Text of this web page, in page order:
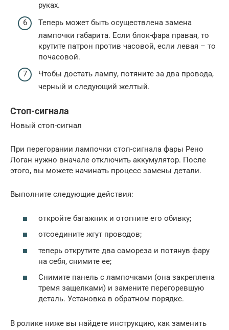
руках.
Теперь может быть осуществлена замена
лампочки габарита. Если блок-фара правая, то
крутите патрон против часовой, если левая – то
почасовой.
Чтобы достать лампу, потяните за два провода,
черный и следующий желтый.
Стоп-сигнала
Новый стоп-сигнал
При перегорании лампочки стоп-сигнала фары Рено
Логан нужно вначале отключить аккумулятор. После
этого, вы можете начинать процесс замены детали.
Выполните следующие действия:
откройте багажник и отогните его обивку;
отсоедините жгут проводов;
теперь открутите два самореза и потянув фару
на себя, снимите ее;
Снимите панель с лампочками (она закреплена
тремя защелками) и замените перегоревшую
деталь. Установка в обратном порядке.
В ролике ниже вы найдете инструкцию, как заменить